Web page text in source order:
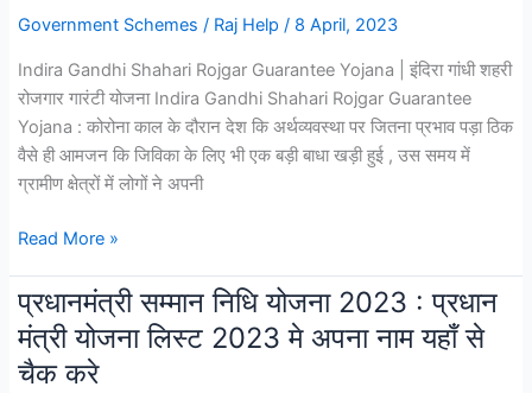
जन
धन
योजना,
लाभ
एवं
उद्देश
Government Schemes / Raj Help/ 8 April, 2023
Indira Gandhi Shahari Rojgar Guarantee Yojana | इंदिरा गांधी शहरी
रोजगार गारंटी योजना Indira Gandhi Shahari Rojgar Guarantee
Yojana : कोरोना काल के दौरान देश कि अर्थव्यवस्था पर जितना प्रभाव पड़ा ठिक
वैसे ही आमजन कि जिविका के लिए भी एक बड़ी बाधा खड़ी हुई , उस समय में
ग्रामीण क्षेत्रों में लोगों ने अपनी
Indira
Shahari
Rojgar
Guarantee
Yojana
Read More »
प्रधानमंत्री सम्मान निधि योजना 2023 : प्रधान
मंत्री योजना लिस्ट 2023 मे अपना नाम यहाँ से
चैक करे